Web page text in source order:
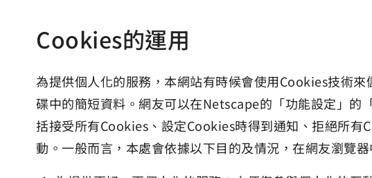
Cookies的運用
為提供個人化的服務，本網站有時候會使用Cookies技術
碟中的簡短資料。網友可以在Netscape的「功能設定」
括接受所有Cookies、設定Cookies時得到通知、拒絕所
動。一般而言，本處會依據以下目的及情況，在網友瀏覽